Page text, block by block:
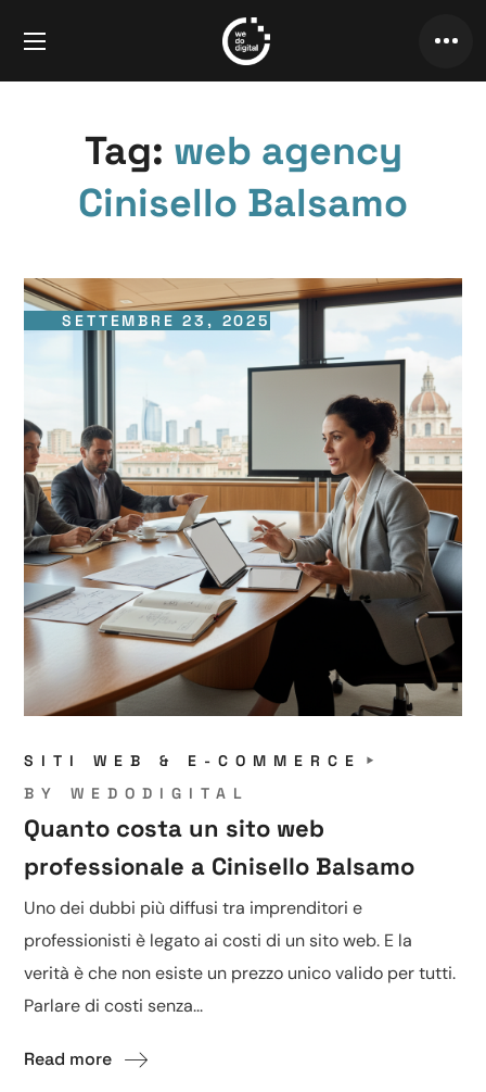
Tag: web agency
Cinisello Balsamo
SETTEMBRE 23, 2025
SITI WEB & E-COMMERCE
BYWEDODIGITAL
Quanto costa un sito web
professionale a Cinisello Balsamo
Uno dei dubbi più diffusi tra imprenditori e
professionisti è legato ai costi di un sito web. E la
verità è che non esiste un prezzo unico valido per tutti.
Parlare di costi senza...
Read more